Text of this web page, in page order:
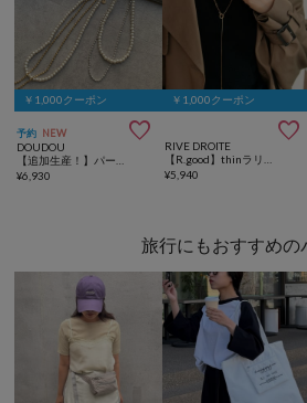
￥1,000クーポン
予約 NEW 
DOUDOU
¥6,930
￥1,000クーポン

RIVE DROITE
¥5,940
旅行にもおすすめの